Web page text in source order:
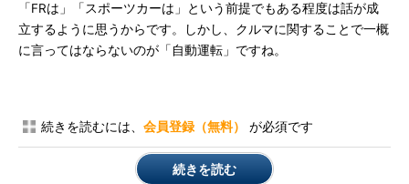
「FRは」「スポーツカーは」という前提でもある程度は話が成
立するように思うからです。しかし、クルマに関することで一概
に言ってはならないのが「自動運転」ですね。
続きを読むには、 会員登録（無料） が必須です
続きを読む